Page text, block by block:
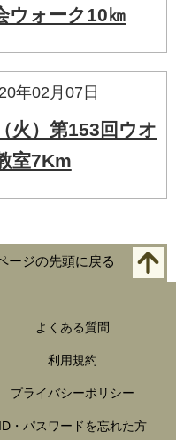
ウォーク10㎞
年02月07日
）第153回ウオ
室7Km
ージの先頭に戻る
よくある質問
利用規約
プライバシーポリシー
ID・パスワードを忘れた方